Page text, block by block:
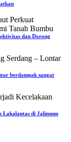
dan Dorong
berdampak sangat
Lakalantas di Jalinsum